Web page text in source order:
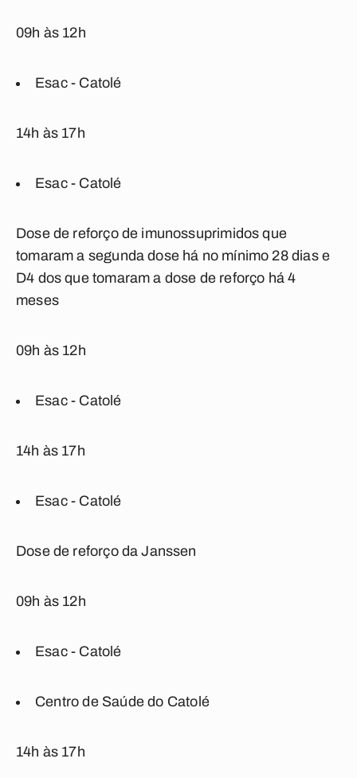
09h às 12h
Esac - Catolé
14h às 17h
Esac - Catolé
Dose de reforço de imunossuprimidos que
tomaram a segunda dose há no mínimo 28 dias e
D4 dos que tomaram a dose de reforço há 4
meses
09h às 12h
Esac - Catolé
14h às 17h
Esac - Catolé
Dose de reforço da Janssen
09h às 12h
Esac - Catolé
Centro de Saúde do Catolé
14h às 17h